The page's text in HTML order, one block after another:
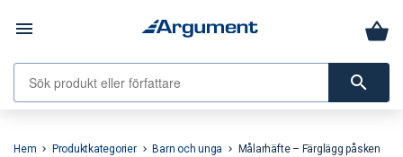
menu
search
Hem keyboard_arrow_right Produktkategorier keyboard_arrow_right Barn och unga keyboard_arrow_right Målarhäfte – Färglägg påsken